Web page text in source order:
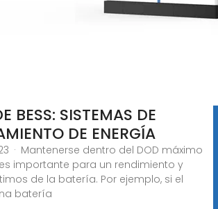
BESS: SISTEMAS DE
DE ENERGÍA
· Mantenerse dentro del DOD máximo
importante para un rendimiento y
de la batería. Por ejemplo, si el
batería